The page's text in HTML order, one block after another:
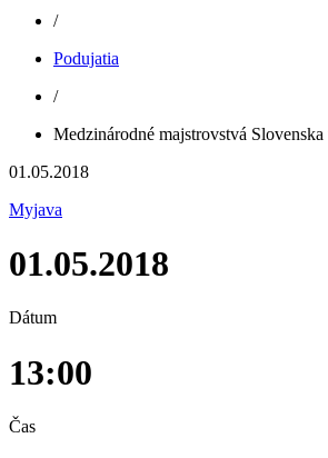
/
Podujatia
/
Medzinárodné majstrovstvá
01.05.2018
Myjava
01.05.2018
Dátum
13:00
Čas